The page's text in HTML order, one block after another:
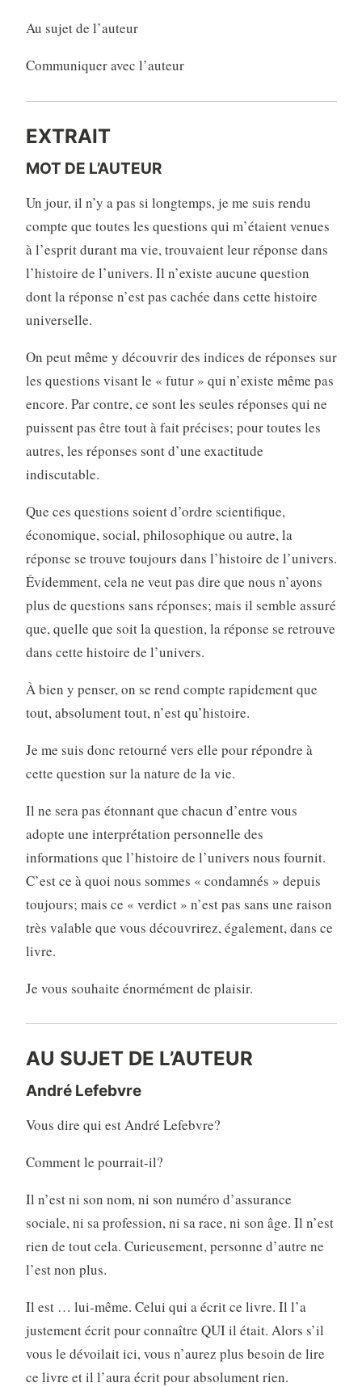
Au sujet de l’auteur
Communiquer avec l’auteur
EXTRAIT
MOT DE L’AUTEUR
Un jour, il n’y a pas si longtemps, je me suis rendu
compte que toutes les questions qui m’étaient venues
à l’esprit durant ma vie, trouvaient leur réponse dans
l’histoire de l’univers. Il n’existe aucune question
dont la réponse n’est pas cachée dans cette histoire
universelle.
On peut même y découvrir des indices de réponses sur
les questions visant le « futur » qui n’existe même pas
encore. Par contre, ce sont les seules réponses qui ne
puissent pas être tout à fait précises; pour toutes les
autres, les réponses sont d’une exactitude
indiscutable.
Que ces questions soient d’ordre scientifique,
économique, social, philosophique ou autre, la
réponse se trouve toujours dans l’histoire de l’univers.
Évidemment, cela ne veut pas dire que nous n’ayons
plus de questions sans réponses; mais il semble assuré
que, quelle que soit la question, la réponse se retrouve
dans cette histoire de l’univers.
À bien y penser, on se rend compte rapidement que
tout, absolument tout, n’est qu’histoire.
Je me suis donc retourné vers elle pour répondre à
cette question sur la nature de la vie.
Il ne sera pas étonnant que chacun d’entre vous
adopte une interprétation personnelle des
informations que l’histoire de l’univers nous fournit.
C’est ce à quoi nous sommes « condamnés » depuis
toujours; mais ce « verdict » n’est pas sans une raison
très valable que vous découvrirez, également, dans ce
livre.
Je vous souhaite énormément de plaisir.
AU SUJET DE L’AUTEUR
André Lefebvre
Vous dire qui est André Lefebvre?
Comment le pourrait-il?
Il n’est ni son nom, ni son numéro d’assurance
sociale, ni sa profession, ni sa race, ni son âge. Il n’est
rien de tout cela. Curieusement, personne d’autre ne
l’est non plus.
Il est … lui-même. Celui qui a écrit ce livre. Il l’a
justement écrit pour connaître QUI il était. Alors s’il
vous le dévoilait ici, vous n’aurez plus besoin de lire
ce livre et il l’aura écrit pour absolument rien.